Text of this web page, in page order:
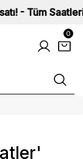
- Tüm
0